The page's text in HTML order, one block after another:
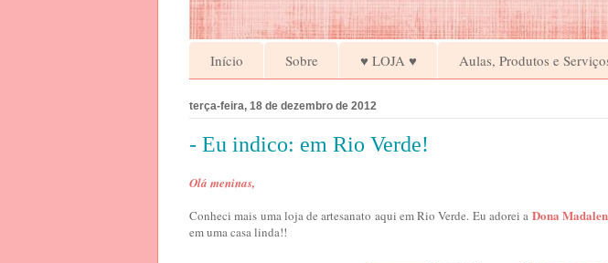
Início Sobre ♥ LOJA ♥ Aulas, Produtos e
terça-feira, 18 de dezembro de 2012
- Eu indico: em Rio Verde!
Olá meninas,
Conheci mais uma loja de artesanato aqui em Rio Verde. Eu adorei a Dona
em uma casa linda!!